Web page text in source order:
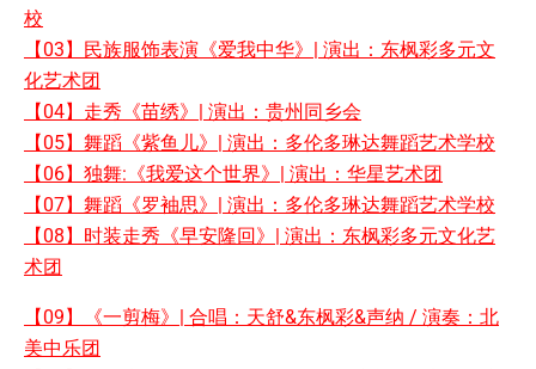
校
【03】民族服饰表演《爱我中华》| 演出：东枫彩多元文
化艺术团
【04】走秀《苗绣》| 演出：贵州同乡会
【05】舞蹈《紫鱼儿》| 演出：多伦多琳达舞蹈艺术学校
【06】独舞:《我爱这个世界》| 演出：华星艺术团
【07】舞蹈《罗袖思》| 演出：多伦多琳达舞蹈艺术学校
【08】时装走秀《早安隆回》| 演出：东枫彩多元文化艺
术团
【09】《一剪梅》| 合唱：天舒&东枫彩&声纳 / 演奏：北
美中乐团